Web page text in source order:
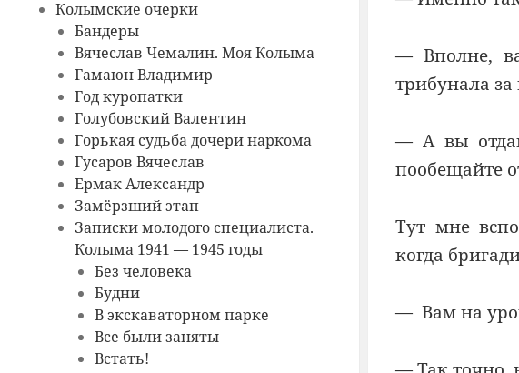
Колымские очерки
Бандеры
Вячеслав Чемалин. Моя Колыма
Гамаюн Владимир
Год куропатки
Голубовский Валентин
Горькая судьба дочери наркома
Гусаров Вячеслав
Ермак Александр
Замёрзший этап
Записки молодого специалиста.
Колыма 1941 — 1945 годы
Без человека
Будни
В экскаваторном парке
Все были заняты
Встать!
— Вполне,
трибунала
— А вы
пообещайте
Тут мне
когда
— Вам на